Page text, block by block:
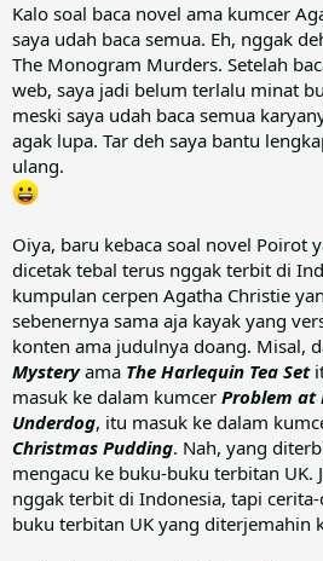
Kalo soal baca novel ama kumcer
saya udah baca semua. Eh, nggak
The Monogram Murders. Setelah
web, saya jadi belum terlalu minat
meski saya udah baca semua
agak lupa. Tar deh saya bantu
ulang.
Oiya, baru kebaca soal novel Poirot
dicetak tebal terus nggak terbit di
kumpulan cerpen Agatha Christie
sebenernya sama aja kayak yang
konten ama judulnya doang. Misal,
Mysteryama The Harlequin Tea Set
masuk ke dalam kumcer Problem at
Underdog, itu masuk ke dalam
Christmas Pudding. Nah, yang
mengacu ke buku-buku terbitan UK.
nggak terbit di Indonesia, tapi
buku terbitan UK yang diterjemahin